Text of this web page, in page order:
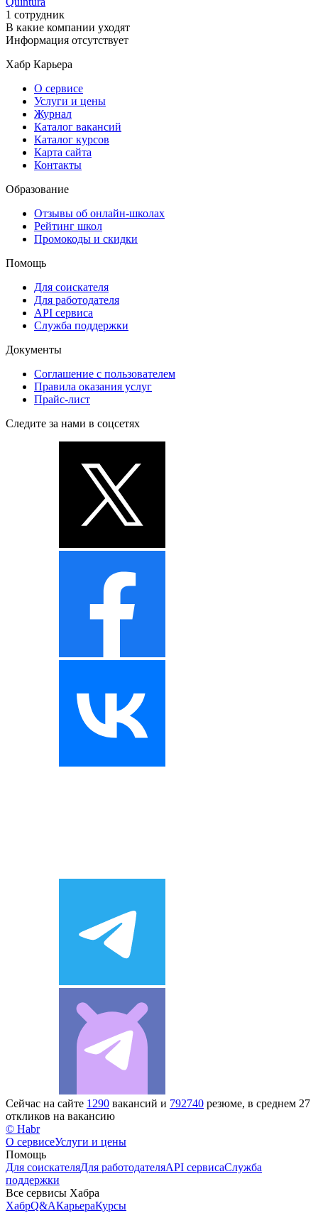
1 сотрудник
В какие компании уходят
Информация отсутствует
Хабр Карьера
О сервисе
Услуги и цены
Журнал
Каталог вакансий
Каталог курсов
Карта сайта
Контакты
Образование
Отзывы об онлайн-школах
Рейтинг школ
Промокоды и скидки
Помощь
Для соискателя
Для работодателя
API сервиса
Служба поддержки
Документы
Соглашение с пользователем
Правила оказания услуг
Прайс-лист
Следите за нами в соцсетях
Сейчас на сайте 1290 вакансий и 792740 резюме, в среднем 27
откликов на вакансию
© Habr
О сервисеУслуги и цены
Помощь
Для соискателяДля работодателяAPI сервисаСлужба
поддержки
Все сервисы Хабра
ХабрQ&AКарьераКурсы